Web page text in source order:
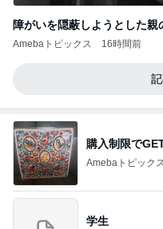
障がいを隠蔽しようとした親
Amebaトピックス 16時間前
購入制限で
Amebaトピックス
学生